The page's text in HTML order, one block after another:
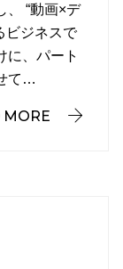
、 “動画×デ
ビジネスで
に、パート
て…
MORE